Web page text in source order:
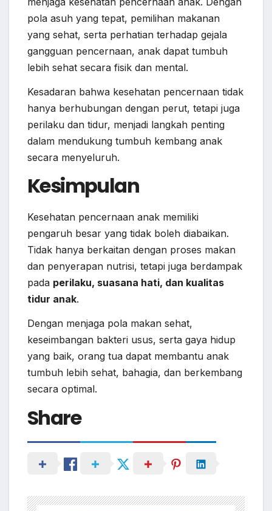
pola asuh yang tepat, pemilihan makanan
yang sehat, serta perhatian terhadap gejala
gangguan pencernaan, anak dapat tumbuh
lebih sehat secara fisik dan mental.
Kesadaran bahwa kesehatan pencernaan tidak
hanya berhubungan dengan perut, tetapi juga
perilaku dan tidur, menjadi langkah penting
dalam mendukung tumbuh kembang anak
secara menyeluruh.
Kesimpulan
Kesehatan pencernaan anak memiliki
pengaruh besar yang tidak boleh diabaikan.
Tidak hanya berkaitan dengan proses makan
dan penyerapan nutrisi, tetapi juga berdampak
pada perilaku, suasana hati, dan kualitas
tidur anak.
Dengan menjaga pola makan sehat,
keseimbangan bakteri usus, serta gaya hidup
yang baik, orang tua dapat membantu anak
tumbuh lebih sehat, bahagia, dan berkembang
secara optimal.
Share